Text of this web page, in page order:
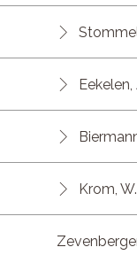
Eekelen,
Krom,